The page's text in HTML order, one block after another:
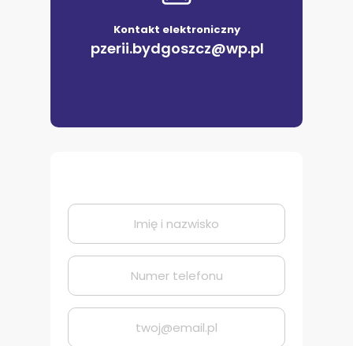
Kontakt elektroniczny
pzerii.bydgoszcz@wp.pl